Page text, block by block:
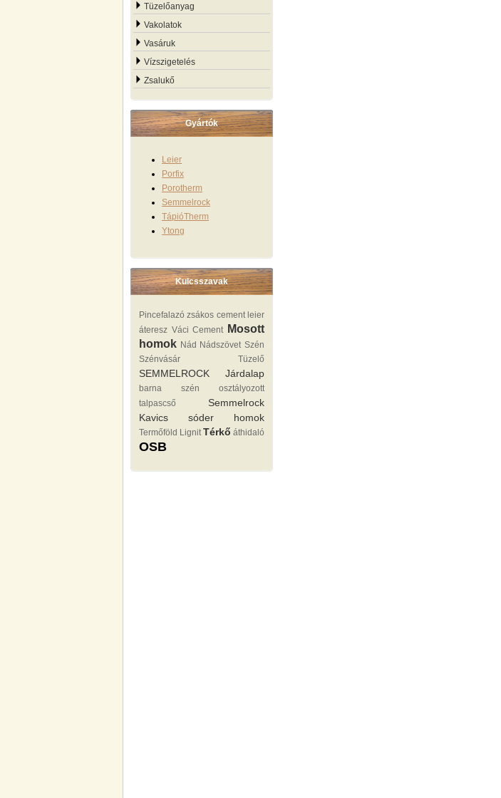
Tüzelőanyag
Vakolatok
Vasáruk
Vízszigetelés
Zsalukő
Gyártók
Leier
Porfix
Porotherm
Semmelrock
TápióTherm
Ytong
Kulcsszavak
Pincefalazó zsákos cement leier
áteresz Váci Cement
Mosott
homok Nád Nádszövet Szén
Szénvásár Tüzelő
SEMMELROCK Járdalap
barna szén
osztályozott
talpascső
Semmelrock
Kavics sóder homok
Termőföld Lignit Térkő áthidaló
OSB